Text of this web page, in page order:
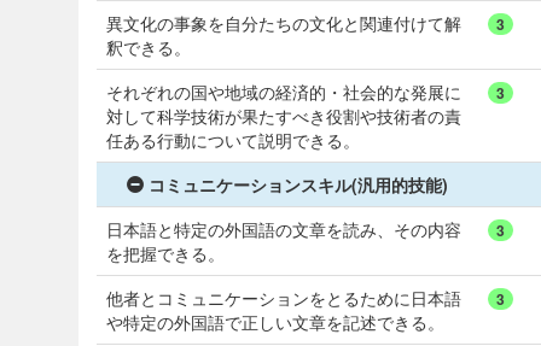
異文化の事象を自分たちの文化と関連付けて解
釈できる。
3
それぞれの国や地域の経済的・社会的な発展に
対して科学技術が果たすべき役割や技術者の責
任ある行動について説明できる。
3
コミュニケーションスキル(汎用的技能)
日本語と特定の外国語の文章を読み、その内容
を把握できる。
3
他者とコミュニケーションをとるために日本語
や特定の外国語で正しい文章を記述できる。
3